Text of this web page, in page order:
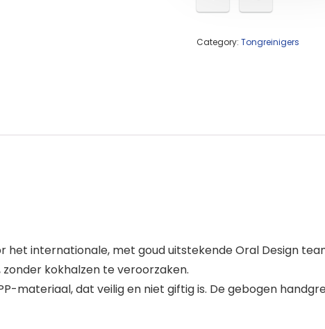
Category: Tongreinigers
het internationale, met goud uitstekende Oral Design
kokhalzen te veroorzaken.
materiaal, dat veilig en niet giftig is. De gebogen